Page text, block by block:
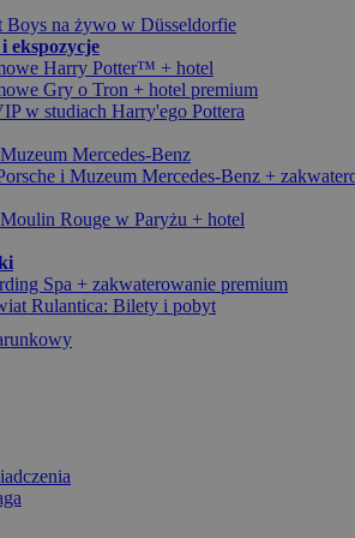
Boys na żywo w Düsseldorfie
ekspozycje
Harry Potter™ + hotel
Gry o Tron + hotel premium
w studiach Harry'ego Pottera
Mercedes-Benz
i Muzeum Mercedes-Benz +
Rouge w Paryżu + hotel
Spa + zakwaterowanie premium
Rulantica: Bilety i pobyt